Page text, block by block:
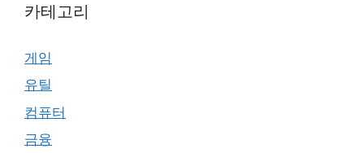
카테고리
게임
유틸
컴퓨터
금융